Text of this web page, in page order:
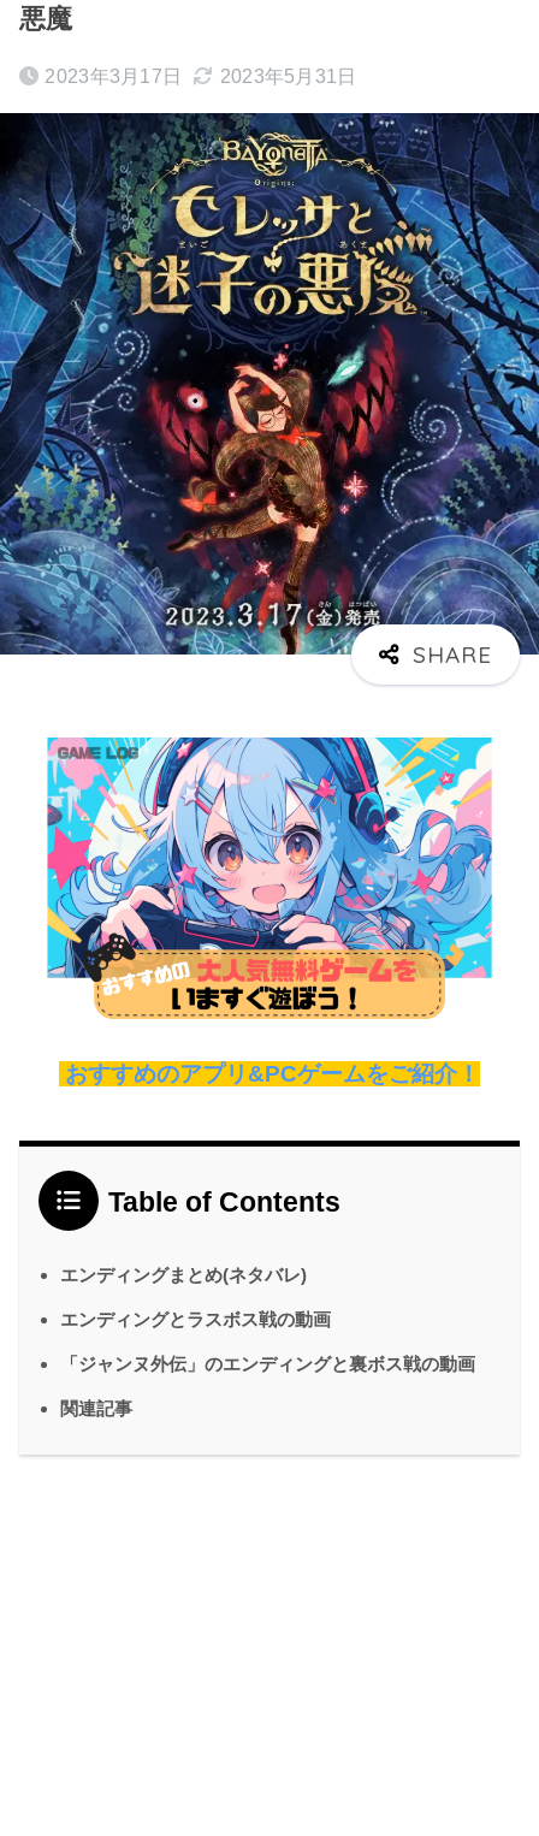
悪魔
2023年3月17日 2023年5月31日
おすすめのアプリ&PCゲームをご紹介！
Table of Contents
エンディングまとめ(ネタバレ)
エンディングとラスボス戦の動画
「ジャンヌ外伝」のエンディングと裏ボス戦の動画
関連記事